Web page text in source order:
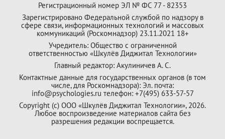
Регистрационный номер ЭЛ № ФС 77 - 82353
Зарегистрировано Федеральной службой по надзору в
сфере связи, информационных технологий и массовых
коммуникаций (Роскомнадзор) 23.11.2021 18+
Учредитель: Общество с ограниченной
ответственностью «Шкулёв Диджитал Технологии»
Главный редактор: Акулиничев А. С.
Контактные данные для государственных органов (в том
числе, для Роскомнадзора): Эл. почта:
info@psychologies.ru телефон: +7(495) 633-57-57
Copyright (с) ООО «Шкулёв Диджитал Технологии», 2026.
Любое воспроизведение материалов сайта без
разрешения редакции воспрещается.